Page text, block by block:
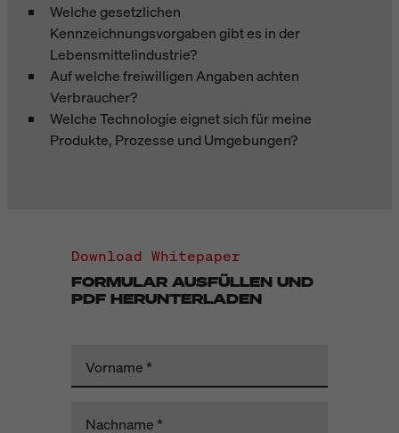
Welche gesetzlichen
Kennzeichnungsvorgaben gibt es in der
Lebensmittelindustrie?
Auf welche freiwilligen Angaben achten
Verbraucher?
Welche Technologie eignet sich für meine
Produkte, Prozesse und Umgebungen?
Download Whitepaper
FORMULAR AUSFÜLLEN UND
PDF HERUNTERLADEN
Vorname
Nachname